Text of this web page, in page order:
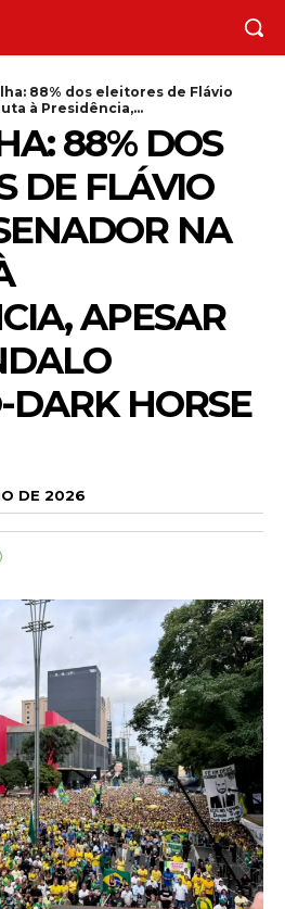
88% dos eleitores de Flávio
à Presidência,...
88% DOS
DE FLÁVIO
NA
APESAR
DARK HORSE
DE 2026